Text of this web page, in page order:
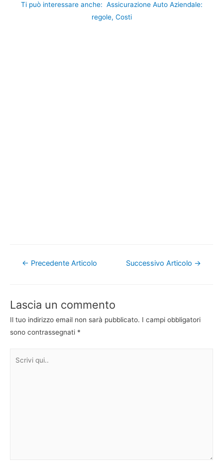
Ti può interessare anche: Assicurazione Auto Aziendale:
regole, Costi
Navigazione
← Precedente Articolo Successivo Articolo →
Lascia un commento
Il tuo indirizzo email non sarà pubblicato. I campi obbligatori
sono contrassegnati *